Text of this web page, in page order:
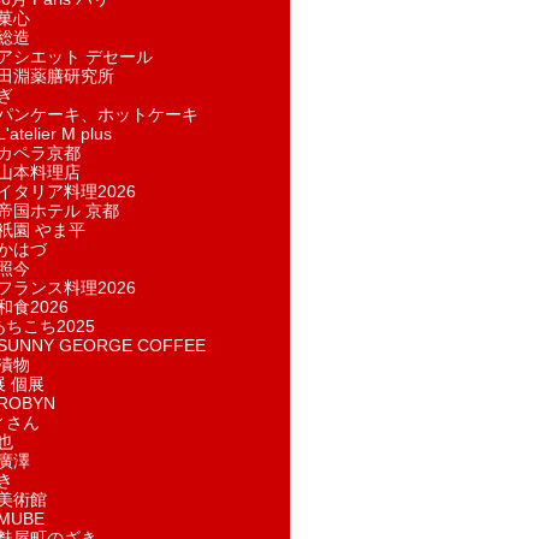
心
造
シエット デセール
淵薬膳研究所
ケーキ、ホットケーキ
M plus
ペラ京都
本料理店
タリア料理2026
国ホテル 京都
園 やま平
はづ
今
ランス料理2026
食2026
ちこち2025
GEORGE COFFEE
物
個展
さん
澤
術館